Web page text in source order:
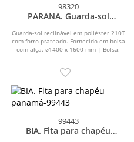
98320
PARANA. Guarda-sol
forro prateado
Guarda-sol reclinável em poliéster 210T
com forro prateado. Fornecido em bolsa
com alça. ø1400 x 1600 mm | Bolsa:
99443
BIA. Fita para chapéu